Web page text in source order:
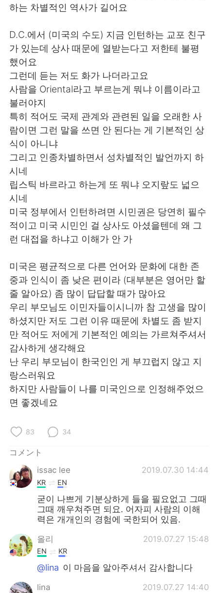
하는 차별적인 역사가 길어요
D.C.에서 (미국의 수도) 지금 인턴하는 교포 친구
가 있는데 상사 때문에 열받는다고 저한테 불평
했어요
그런데 듣는 저도 화가 나더라고요
사람을 Oriental라고 부르는게 뭐냐 이름이라고
불러야지
특히 적어도 국제 관계와 관련된 일을 오래한 사
람이면 그런 말을 쓰면 안 된다는 게 기본적인 상
식이 아니냐
그리고 인종차별하면서 성차별적인 발언까지 하
시네
립스틱 바르라고 하는게 또 뭐냐 오지랖도 넓으
시네
미국 정부에서 인턴하려면 시민권은 당연히 필수
적이고 미국 시민인 걸 상사도 아셨을텐데 왜 그
런 대접을 하냐고 이해가 안 가
미국은 평균적으로 다른 언어와 문화에 대한 존
중과 인식이 좀 낮은 편이라 (대부분은 영어만 할
줄 알아요) 좀 많이 답답할 때가 많아요
우리 부모님도 이민자들이시니까 참 고생을 많이
하셨지만 저도 그런 이유 때문에 차별도 좀 받지
만 적어도 저에게 기본적인 예의는 가르쳐주셔서
감사하게 생각해요
난 우리 부모님이 한국인인 게 부끄럽지 않고 지
랑스러워요
하지만 사람들이 나를 미국인으로 인정해주었으
면 좋겠네요
83 34
コメント
issac lee
2019.07.30 14:44
KR EN
굳이 나쁘게 기분상하게 들을 필요없고 그때
그때 깨우쳐주면 되요. 어자피 사람의 이해
력은 개개인의 경험에 국한되어 있음.
올리 2019.07.27 15:48
EN KR
@lina 이 마음을 알아주셔서 감사합니다
lina 2019.07.27 14:40